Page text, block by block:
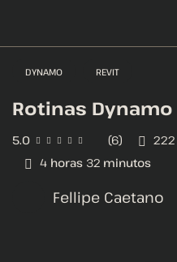
DYNAMO REVIT
Rotinas Dynamo
5.0 (6) 222
4 horas 32 minutos
Fellipe Caetano